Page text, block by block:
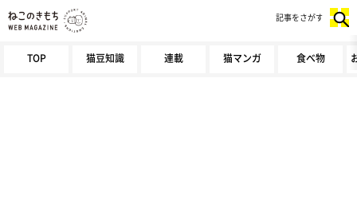
TOP 猫豆知識 連載 猫マンガ 食べ物
記事をさがす